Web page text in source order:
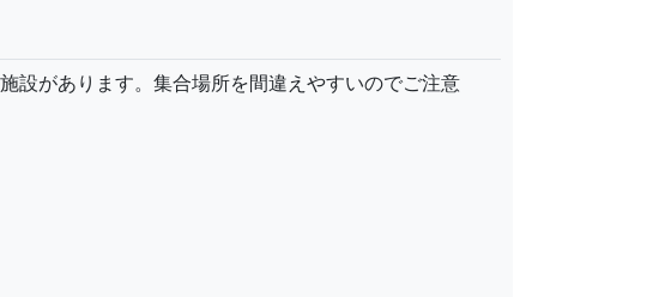
があります。集合場所を間違えやすいのでご注意